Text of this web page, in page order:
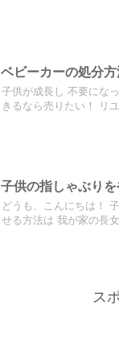
ベビーカーの処分
子供が成長し 不要にな
きるなら売りたい！ リ
子供の指しゃぶり
どうも、こんにちは！
せる方法は 我が家の長
ス